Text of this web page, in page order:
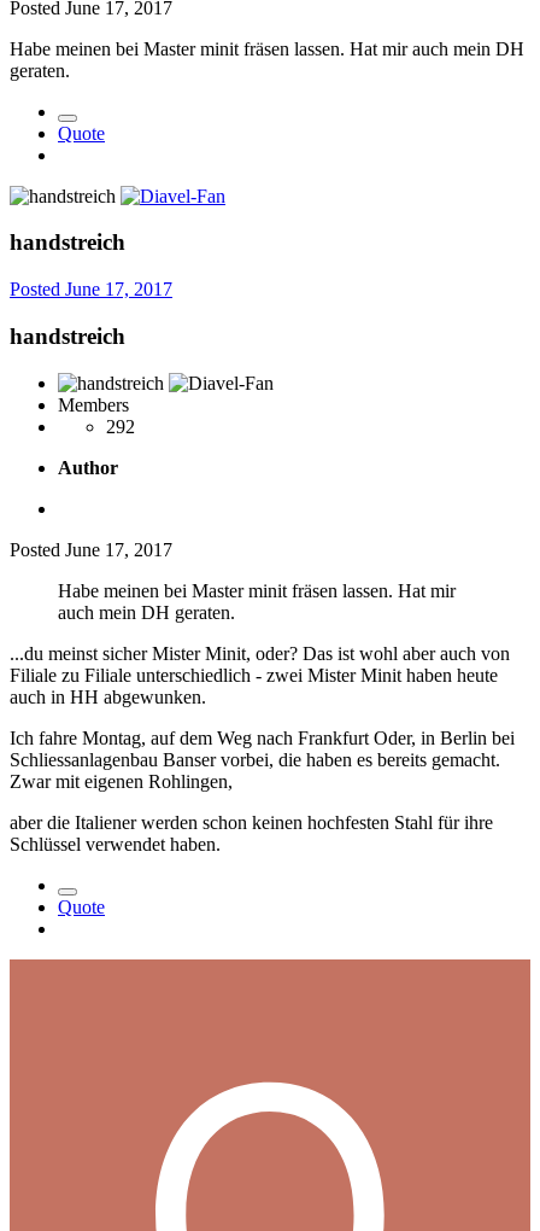
Posted June 17, 2017
Habe meinen bei Master minit fräsen lassen. Hat mir auch mein DH
geraten.
Quote
handstreich
Posted June 17, 2017
handstreich
Members
292
Author
Posted June 17, 2017
Habe meinen bei Master minit fräsen lassen. Hat mir
auch mein DH geraten.
...du meinst sicher Mister Minit, oder? Das ist wohl aber auch von
Filiale zu Filiale unterschiedlich - zwei Mister Minit haben heute
auch in HH abgewunken.
Ich fahre Montag, auf dem Weg nach Frankfurt Oder, in Berlin bei
Schliessanlagenbau Banser vorbei, die haben es bereits gemacht.
Zwar mit eigenen Rohlingen,
aber die Italiener werden schon keinen hochfesten Stahl für ihre
Schlüssel verwendet haben.
Quote